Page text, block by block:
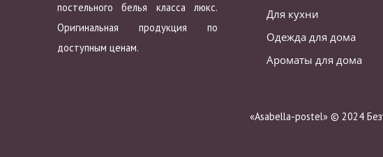
постельного белья класса люкс.
Оригинальная продукция по
доступным ценам.
Для кухни
Одежда для дома
Ароматы для дома
«Asabella-postel» © 2024